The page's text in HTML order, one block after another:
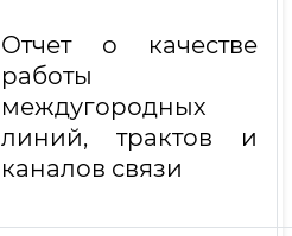
Отчет о качестве
работы
междугородных
линий, трактов и
каналов связи